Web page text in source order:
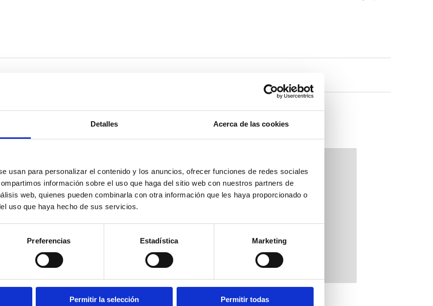
Detalles Acerca de las cookies
usan para personalizar el contenido y los anuncios, ofrecer funciones de redes sociales
información sobre el uso que haga del sitio web con nuestros partners de
web, quienes pueden combinarla con otra información que les haya proporcionado o
uso que haya hecho de sus servicios.
Preferencias Estadística Marketing
Permitir la selección Permitir todas
El Baix Maestrat